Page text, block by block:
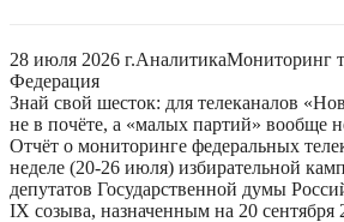
28 июля 2026 г.АналитикаМониторинг
Федерация
Знай свой шесток: для телеканалов
не в почёте, а «малых партий» вообще
Отчёт о мониторинге федеральных
неделе (20-26 июля) избирательной
депутатов Государственной думы
IX созыва, назначенным на 20 сентября